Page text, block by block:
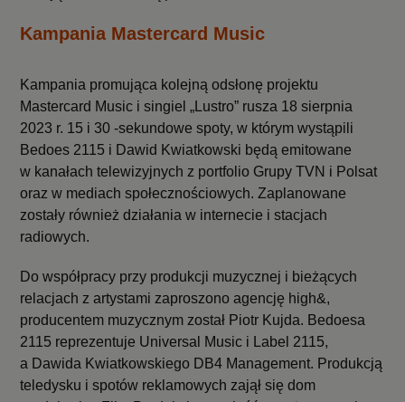
Kampania Mastercard Music
Kampania promująca kolejną odsłonę projektu
Mastercard Music i singiel „Lustro” rusza 18 sierpnia
2023 r. 15 i 30 -sekundowe spoty, w którym wystąpili
Bedoes 2115 i Dawid Kwiatkowski będą emitowane
w kanałach telewizyjnych z portfolio Grupy TVN i Polsat
oraz w mediach społecznościowych. Zaplanowane
zostały również działania w internecie i stacjach
radiowych.
Do współpracy przy produkcji muzycznej i bieżących
relacjach z artystami zaproszono agencję high&,
producentem muzycznym został Piotr Kujda. Bedoesa
2115 reprezentuje Universal Music i Label 2115,
a Dawida Kwiatkowskiego DB4 Management. Produkcją
teledysku i spotów reklamowych zajął się dom